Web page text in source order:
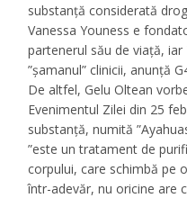
substanță considerată
Vanessa Youness e
partenerul său de viață,
”șamanul” clinicii, anunţă
De altfel, Gelu Oltean
Evenimentul Zilei din 25
substanță, numită
”este un tratament de
corpului, care schimbă pe
într-adevăr, nu oricine are